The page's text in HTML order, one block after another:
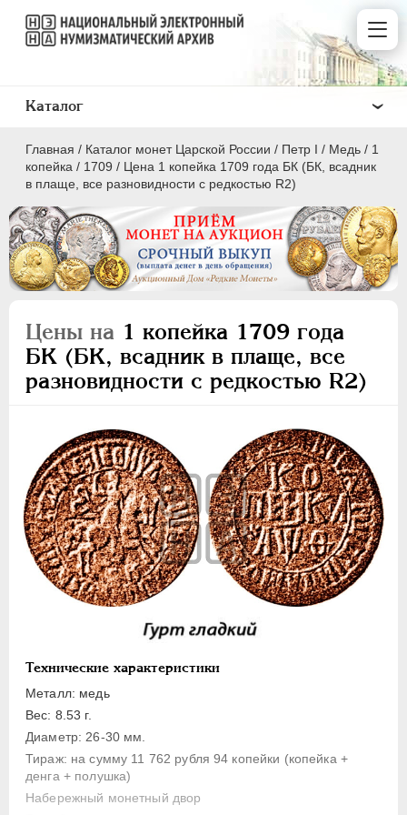
Главная / Каталог монет Царской России / Пeтр I / Медь / 1
копейка / 1709 / Цена 1 копейка 1709 года БК (БК, всадник
в плаще, все разновидности с редкостью R2)
Цены на 1 копейка 1709 года
БК (БК, всадник в плаще, все
разновидности с редкостью R2)
Технические характеристики
Металл: медь
Вес: 8.53 г.
Диаметр: 26-30 мм.
Тираж: на сумму 11 762 рубля 94 копейки (копейка +
денга + полушка)
Набережный монетный двор
Каталог
ПEТР I 1699 - 1725
Серебро
Медь
5 копеек
Полушка
Полполушки
Пробные
Для Речи Посполитой
Монетовидные жетоны
ЕКАТЕРИНА I 1725-1727
1727-1729
АННА ИОАННОВНА 1730-1740
ИОАНН АНТОНОВИЧ
ЕЛИЗАВЕТА
ПЕТР III 1762-1762
ЕКАТЕРИНА II 1762-1796
ПАВЕЛ I
1796-1801